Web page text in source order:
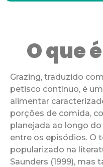
O que
Grazing, traduzido
petisco contínuo, é
alimentar
porções de comida,
planejada ao longo
entre os episódios. O
popularizado na
Saunders (1999),